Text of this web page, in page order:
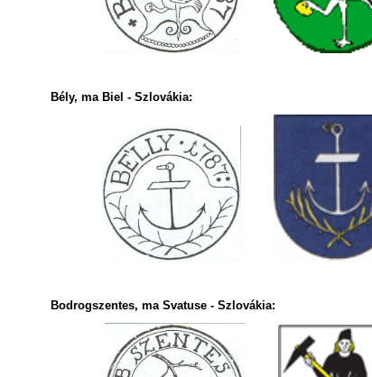
Bély, ma Biel - Szlovákia:
Bodrogszentes, ma Svatuse - Szlovákia: